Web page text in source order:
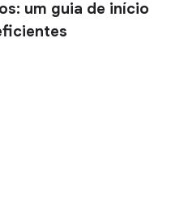
um guia de início